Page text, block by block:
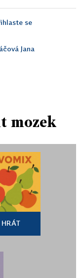
se
Jana
mozek
HRÁT